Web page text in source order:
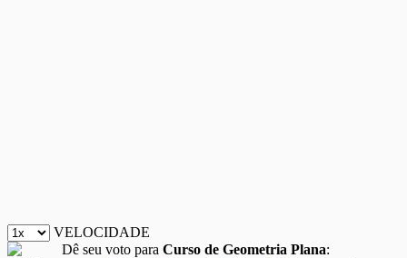
VELOCIDADE
Dê seu voto para Curso de Geometria Plana: